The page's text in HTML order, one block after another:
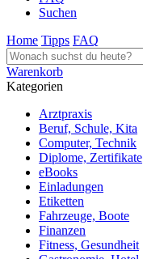
Suchen
Home Tipps FAQ
Warenkorb
Kategorien
Arztpraxis
Beruf, Schule, Kita
Computer, Technik
Diplome, Zertifikate
eBooks
Einladungen
Etiketten
Fahrzeuge, Boote
Finanzen
Fitness, Gesundheit